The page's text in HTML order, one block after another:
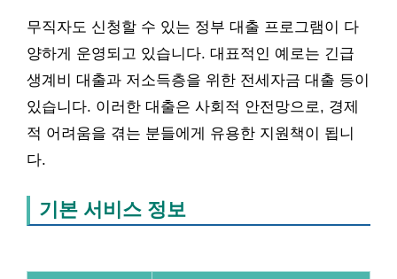
무직자도 신청할 수 있는 정부 대출 프로그램이 다
양하게 운영되고 있습니다. 대표적인 예로는 긴급
생계비 대출과 저소득층을 위한 전세자금 대출 등이
있습니다. 이러한 대출은 사회적 안전망으로, 경제
적 어려움을 겪는 분들에게 유용한 지원책이 됩니
다.
기본 서비스 정보